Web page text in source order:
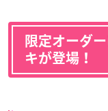
限定オーダ
キが登場！